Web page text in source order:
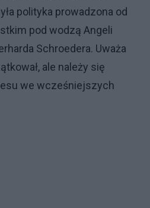
polityka prowadzona od
pod wodzą Angeli
Schroedera. Uważa
ale należy się
we wcześniejszych